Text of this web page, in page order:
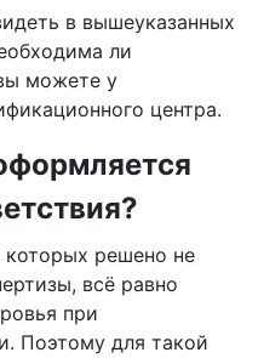
в вышеуказанных
ли
можете у
центра.
которых решено не
всё равно
при
Поэтому для такой